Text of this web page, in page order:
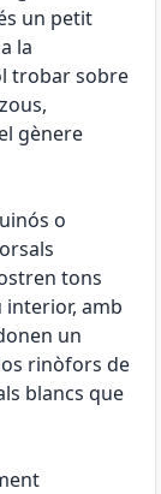
un petit
la
trobar sobre
gènere
o
tons
interior, amb
un
rinòfors de
blancs que